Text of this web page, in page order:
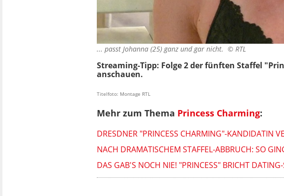
... passt Johanna (25) ganz und gar nicht. © RTL
Streaming-Tipp: Folge 2 der fünften Staffel
anschauen.
Titelfoto: Montage RTL
Mehr zum Thema Princess Charming:
DRESDNER "PRINCESS CHARMING"-KANDIDATIN
NACH DRAMATISCHEM STAFFEL-ABBRUCH: SO
DAS GAB'S NOCH NIE! "PRINCESS" BRICHT